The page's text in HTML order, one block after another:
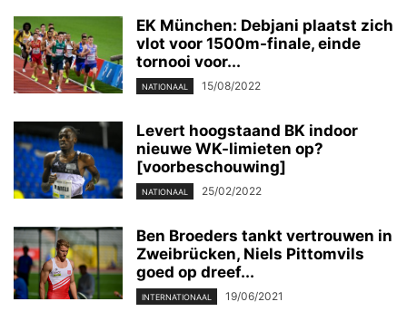
EK München: Debjani plaatst zich
vlot voor 1500m-finale, einde
tornooi voor...
NATIONAAL 15/08/2022
Levert hoogstaand BK indoor
nieuwe WK-limieten op?
[voorbeschouwing]
NATIONAAL 25/02/2022
Ben Broeders tankt vertrouwen in
Zweibrücken, Niels Pittomvils
goed op dreef...
INTERNATIONAAL 19/06/2021